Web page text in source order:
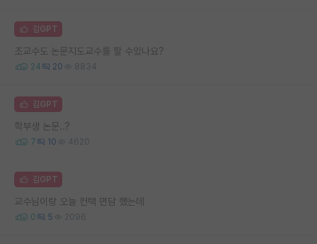
김GPT
조교수도 논문지도교수를 할 수있나요?
24 20 8834
김GPT
학부생 논문..?
7 10 4620
김GPT
교수님이랑 오늘 컨택 면담 했는데
0 5 2096